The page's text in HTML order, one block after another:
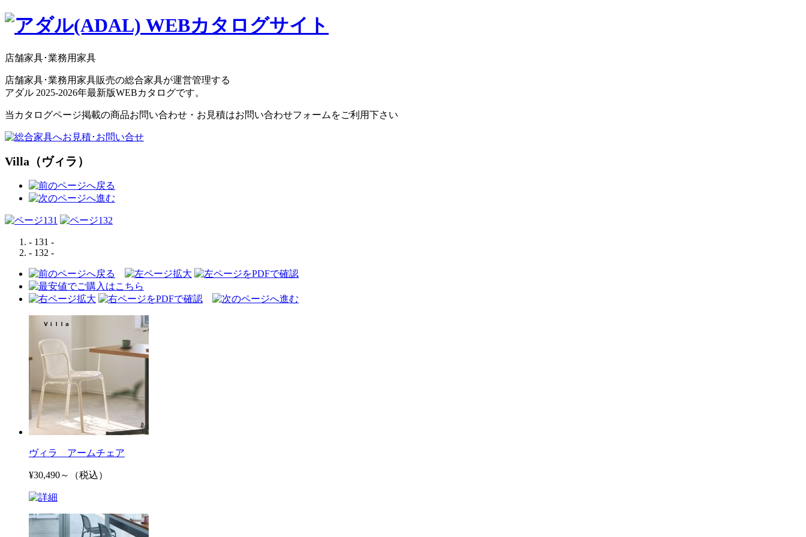
店舗家具･業務用家具
店舗家具･業務用家具販売の総合家具が運営管理する
アダル 2025-2026年最新版WEBカタログです。
当カタログページ掲載の商品お問い合わせ・お見積はお問い合わせフォームをご利用下さい
Villa（ヴィラ）
- 131 -
- 132 -
ヴィラ アームチェア
¥30,490～（税込）